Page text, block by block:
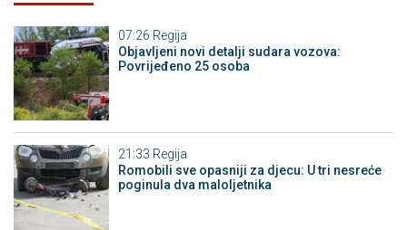
07:26 Regija
Objavljeni novi detalji sudara vozova:
Povrijeđeno 25 osoba
21:33 Regija
Romobili sve opasniji za djecu: U tri nesreće
poginula dva maloljetnika